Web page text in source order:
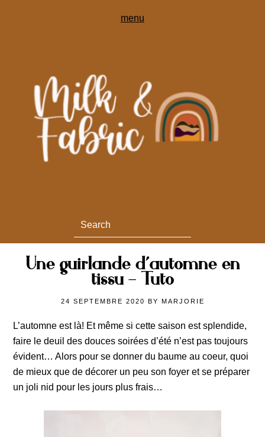
Une guirlande d’automne en
tissu – Tuto
24 SEPTEMBRE 2020 BY MARJORIE
L’automne est là! Et même si cette saison est splendide,
faire le deuil des douces soirées d’été n’est pas toujours
évident… Alors pour se donner du baume au coeur, quoi
de mieux que de décorer un peu son foyer et se préparer
un joli nid pour les jours plus frais…